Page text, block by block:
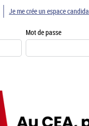
Mot de passe
Je me crée un espace